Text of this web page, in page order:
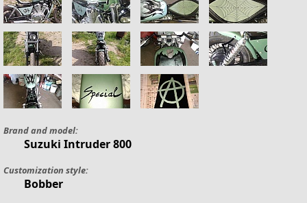
Brand and model:
Suzuki Intruder 800
Customization style:
Bobber